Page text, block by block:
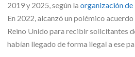
2019 y 2025, según la organización de
En 2022, alcanzó un polémico
Reino Unido para recibir solicitantes
habían llegado de forma ilegal a ese